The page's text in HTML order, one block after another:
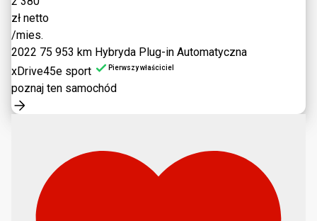
zł netto
/mies.
2022 75 953 km Hybryda Plug-in Automatyczna
xDrive45e sport
Pierwszy właściciel
poznaj ten samochód